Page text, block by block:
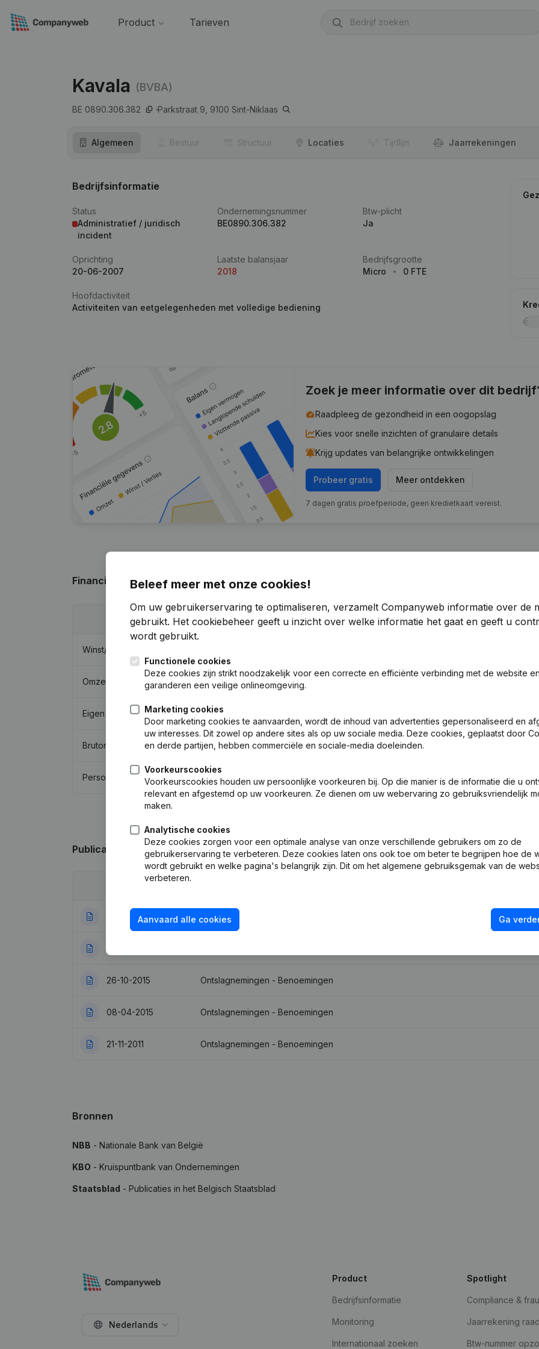
Product Tarieven
Kavala (BVBA)
BE 0890.306.382 Parkstraat 9, 9100 Sint-Niklaas
Algemeen Bestuur Structuur Locaties Tijdlijn Jaar­rekeningen
Bedrijfsinformatie
Status
Administratief / juridisch
incident
Ondernemingsnummer
BE0890.306.382
Btw-plicht
Ja
Oprichting
20-06-2007
Laatste balansjaar
2018
Bedrijfsgrootte
Micro
0 FTE
Hoofdactiviteit
Activiteiten van eetgelegenheden met volledige bediening
Zoek je meer informatie over dit
Raadpleeg de gezondheid in een oogopslag
Kies voor snelle inzichten of granulaire details
Krijg updates van belangrijke ontwikkelingen
Probeer gratis Meer ontdekken
7 dagen gratis proefperiode, geen kredietkaart vereist.
Financiële gegevensvan Kavala
2018 2017
Winst/Verlies
Omzet -
Eigen vermogen
Brutomarge €-1.729 -100,85% €203.645
Personeel
Publicaties van Kavala
21-11-2019 Ontslagnemingen - Benoemingen
26-10-2015 Ontslagnemingen - Benoemingen
08-04-2015 Ontslagnemingen - Benoemingen
21-11-2011 Ontslagnemingen - Benoemingen
Bronnen
NBB - Nationale Bank van België
KBO - Kruispuntbank van Ondernemingen
Staatsblad - Publicaties in het Belgisch Staatsblad
Beleef meer met onze cookies!
Om uw gebruikerservaring te optimaliseren, verzamelt Companyweb informatie over de
gebruikt. Het cookiebeheer geeft u inzicht over welke informatie het gaat en geeft u
wordt gebruikt.
Functionele cookies
Deze cookies zijn strikt noodzakelijk voor een correcte en efficiënte verbinding met de website en
garanderen een veilige onlineomgeving.
Marketing cookies
Door marketing cookies te aanvaarden, wordt de inhoud van advertenties gepersonaliseerd en
uw interesses. Dit zowel op andere sites als op uw sociale media. Deze cookies, geplaatst door
en derde partijen, hebben commerciële en sociale-media doeleinden.
Voorkeurscookies
Voorkeurscookies houden uw persoonlijke voorkeuren bij. Op die manier is de informatie die u
relevant en afgestemd op uw voorkeuren. Ze dienen om uw webervaring zo gebruiksvriendelijk
maken.
Analytische cookies
Deze cookies zorgen voor een optimale analyse van onze verschillende gebruikers om zo de
gebruikerservaring te verbeteren. Deze cookies laten ons ook toe om beter te begrijpen hoe de
wordt gebruikt en welke pagina's belangrijk zijn. Dit om het algemene gebruiksgemak van de
verbeteren.
Aanvaard alle cookies Ga
Nederlands
Product
Bedrijfsinformatie
Monitoring
Internationaal zoeken
Spotlight
Compliance &
Jaarrekening
Btw-nummer